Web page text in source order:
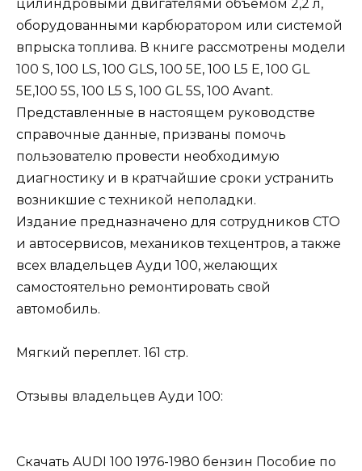
цилиндровыми двигателями объемом 2,2 л,
оборудованными карбюратором или системой
впрыска топлива. В книге рассмотрены модели
100 S, 100 LS, 100 GLS, 100 5E, 100 L5 E, 100 GL
5E,100 5S, 100 L5 S, 100 GL 5S, 100 Avant.
Представленные в настоящем руководстве
справочные данные, призваны помочь
пользователю провести необходимую
диагностику и в кратчайшие сроки устранить
возникшие с техникой неполадки.
Издание предназначено для сотрудников СТО
и автосервисов, механиков техцентров, а также
всех владельцев Ауди 100, желающих
самостоятельно ремонтировать свой
автомобиль.
Мягкий переплет. 161 стр.
Отзывы владельцев Ауди 100:
Скачать AUDI 100 1976-1980 бензин Пособие по